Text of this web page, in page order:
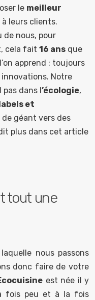
le meilleur
leurs clients.
de nous, pour
cela fait 16 ans que
apprend : toujours
innovations. Notre
dans l ’écologie,
labels et
géant vers des
plus dans cet article
tout une
nous passons
donc faire de votre
est née il y
fois peu et à la fois